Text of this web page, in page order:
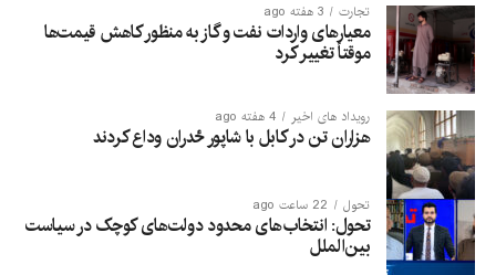
تجارت 3 هفته ago
معیارهای واردات نفت و گاز به منظور کاهش قیمت‌ها
موقتاً تغییر کرد
رویداد های اخیر 4 هفته ago
هزاران تن در کابل با شاپور ځدران وداع کردند
تحول 22 ساعت ago
تحول: انتخاب‌های محدود دولت‌های کوچک در سیاست
بین‌الملل